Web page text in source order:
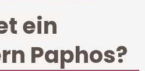
ein
Paphos?